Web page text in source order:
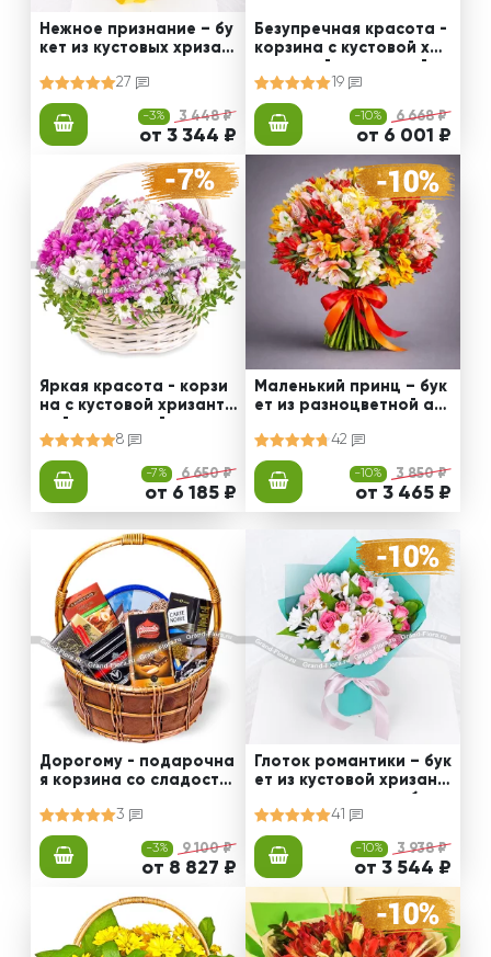
Нежное признание – бу
кет из кустовых хризан
27
-3% 3 448 ₽
от 3 344 ₽
Безупречная красота -
корзина с кустовой хри
19
-10% 6 668 ₽
от 6 001 ₽
Яркая красота - корзи
на с кустовой хризанте
8
-7% 6 650 ₽
от 6 185 ₽
Маленький принц – бук
ет из разноцветной ал
42
-10% 3 850 ₽
от 3 465 ₽
Дорогому - подарочна
я корзина со сладостя
3
-3% 9 100 ₽
от 8 827 ₽
Глоток романтики – бук
ет из кустовой хризант
41
-10% 3 938 ₽
от 3 544 ₽